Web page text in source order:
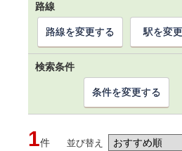
路線
路線を変更する 駅を変
検索条件
条件を変更する
1件 並び替え